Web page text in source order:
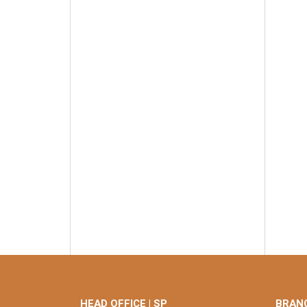
HEAD OFFICE | SP